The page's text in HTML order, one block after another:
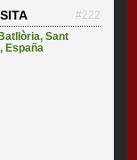
#222
,Sant
, España